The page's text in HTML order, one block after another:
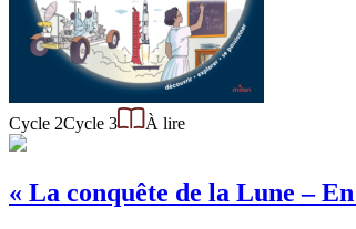
Cycle 2Cycle 3 À lire
« La conquête de la Lune –